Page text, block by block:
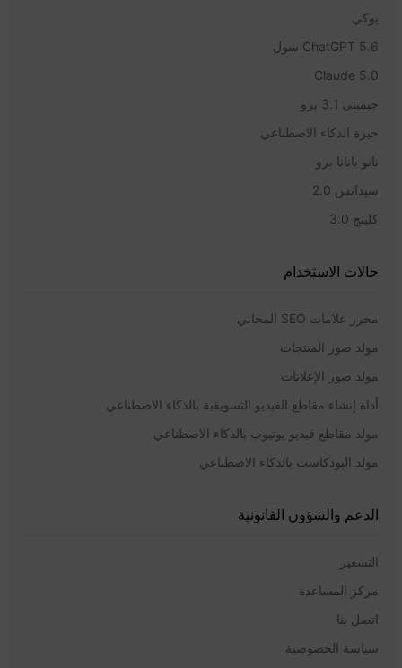
يوكي
ChatGPT 5.6 سول
Claude 5.0
جيميني 3.1 برو
حيرة الذكاء الاصطناعي
نانو بانانا برو
سيدانس 2.0
كلينج 3.0
حالات الاستخدام
محرر علامات SEO المجاني
مولد صور المنتجات
مولد صور الإعلانات
أداة إنشاء مقاطع الفيديو التسويقية بالذكاء الاصطناعي
مولد مقاطع فيديو يوتيوب بالذكاء الاصطناعي
مولد البودكاست بالذكاء الاصطناعي
الدعم والشؤون القانونية
التسعير
مركز المساعدة
اتصل بنا
سياسة الخصوصية